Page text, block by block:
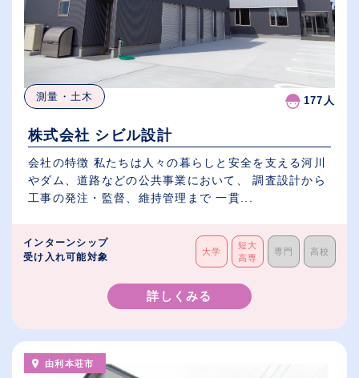
測量・土木 177人
株式会社 シビル設計
会社の特徴 私たちは人々の暮らしと安全を支える河川
やダム、道路などの公共事業において、 調査設計から
工事の発注・監督、維持管理まで 一貫...
インターンシップ
受け入れ可能対象
大学
短大
高専
専門 高校
詳しくみる
由利本荘市